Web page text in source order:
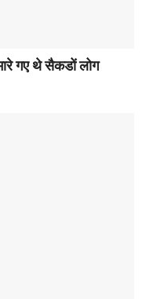
गए थे सैकडों लोग